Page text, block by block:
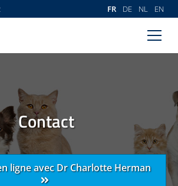
FR DE NL EN
Contact
ligne avec Dr Charlotte Herman